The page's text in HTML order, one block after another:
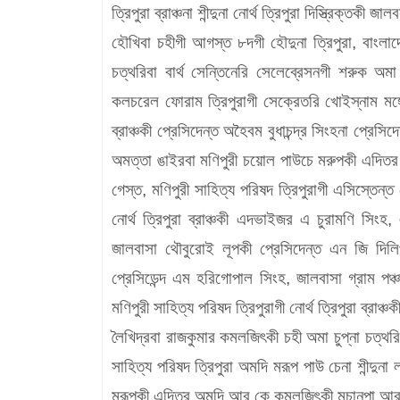
ত্রিপুরা ব্রাঞ্চনা শীন্দুনা নোর্থ ত্রিপুরা দিস্ত্রিক্তকী
হৌখিবা চহীগী আগস্ত ৮দগী হৌদুনা ত্রিপুরা,
চত্থরিবা বার্থ সেন্তিনেরি সেলেব্রেসনগী শরুক
কলচরেল ফোরাম ত্রিপুরাগী সেক্রেতরি খোইস্নাম
ব্রাঞ্চকী প্রেসিদেন্ত অহৈবম বুধাচন্দ্র সিংহনা
অমত্তা ঙাইরবা মণিপুরী চয়োল পাউচে মরুপকী
গেস্ত, মণিপুরী সাহিত্য পরিষদ ত্রিপুরাগী
নোর্থ ত্রিপুরা ব্রাঞ্চকী এদভাইজর এ চুরামণি
জালবাসা থৌবুরোই লূপকী প্রেসিদেন্ত এন জি
প্রেসিডেন্দ এম হরিগোপাল সিংহ, জালবাসা গ্রাম
মণিপুরী সাহিত্য পরিষদ ত্রিপুরাগী নোর্থ ত্রিপুরা
লৈখিদ্রবা রাজকুমার কমলজিৎকী চহী অমা চুপ্না
সাহিত্য পরিষদ ত্রিপুরা অমদি মরূপ পাউ চেনা
মরূপকী এদিতর অমদি আর কে কমলজিৎকী মচানুপা